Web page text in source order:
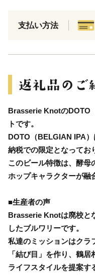
支払い方法
Brasserie KnotのDOTO
トです。
DOTO（BELGIAN IPA
納税での限定となってお
このビール特徴は、酵母
ホップキャラクターが融
■生産者の声
Brasserie Knotは廃校と
したブルワリーです。
私達のミッションはクラ
「結び目」を作り、鶴
ライフスタイルを提案す